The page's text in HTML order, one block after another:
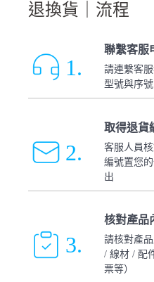
退換貨｜流程
1.
聯繫客服
請連繫客
型號與序
2.
取得退貨
客服人員
編號置您
出
3.
核對產品
請核對產
/ 線材 / 配
票等）